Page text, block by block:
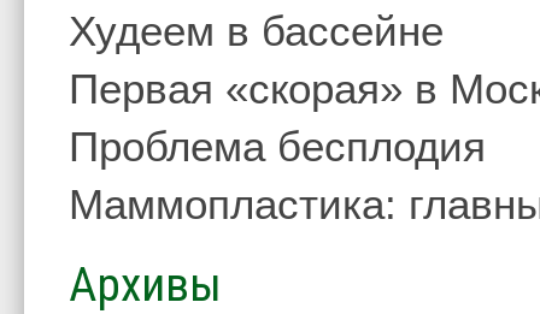
Худеем в бассейне
Первая «скорая» в
Проблема бесплодия
Маммопластика:
Архивы